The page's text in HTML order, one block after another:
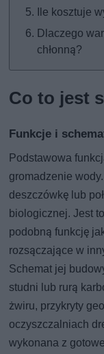
Ile kosztuje
Dlaczego
chłonną?
Co to jest
Funkcje i
Podstawowa
gromadzenie
deszczówkę lub
biologicznej. Jest
podobną funkcję
rozsączające w
Schemat jej
studni lub rurą
żwiru, przykryty
oczyszczalniach
wykonana z